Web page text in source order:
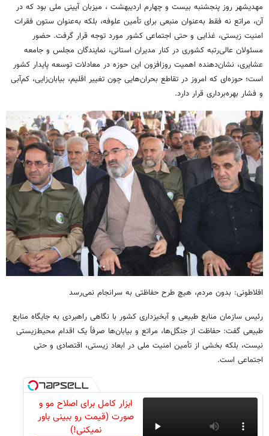
مهدیشهر روز پنجشنبه بیست و چهارم اردیبهشت ، میزبان آیینی ملی بود که در
آن، مراتع نه فقط به‌عنوان منبعی برای تأمین علوفه، بلکه به‌عنوان ستون فقرات
امنیت زیستی، غذایی و حتی اجتماعی کشور مورد توجه قرار گرفت. حضور
مسئولان عالی‌رتبه کشوری در کنار مدیران استانی، نمایندگان مجلس و جامعه
عشایری، نشان‌دهنده اهمیت روزافزون این حوزه در معادلات توسعه پایدار کشور
است؛ حوزه‌ای که امروز در تقاطع بحران‌هایی چون تغییر اقلیم، بیابان‌زایی، کم‌آبی
و فشار بهره‌برداری قرار دارد.
افلاطونی: بدون مردم، هیچ طرح حفاظتی به سرانجام نمی‌رسد
رئیس سازمان منابع طبیعی و آبخیزداری کشور با نگاهی راهبردی به جایگاه منابع
طبیعی گفت: حفاظت از جنگل‌ها، مراتع و بیابان‌ها صرفاً یک اقدام محیط‌زیستی
نیست، بلکه بخشی از تأمین امنیت ملی در ابعاد زیستی، اقتصادی و حتی
اجتماعی است.
ابزار کامل برای اصلاح مو و
صورت (قیمت رو ببینی باور
نمیکنی!)